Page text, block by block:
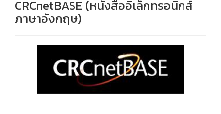
CRCnetBASE (หนังสืออิเล็กทรอนิกส์
ภาษาอังกฤษ)